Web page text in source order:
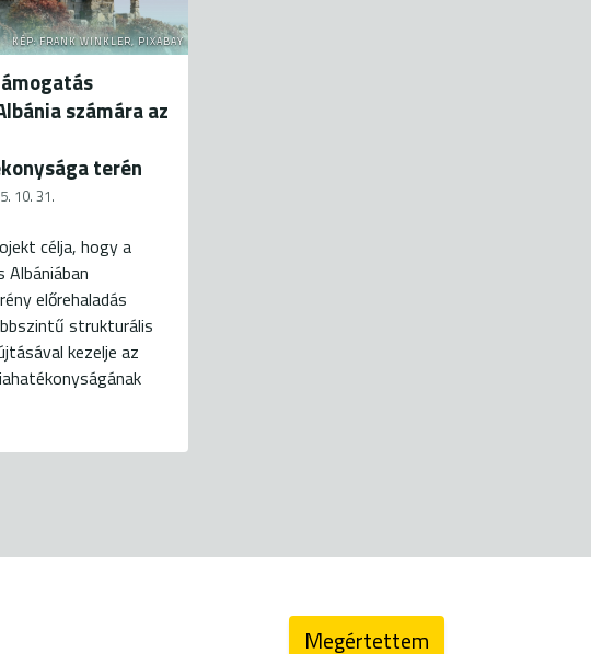
KÉP: FRANK WINKLER, PIXABAY
számára az
terén
10. 31.
célja, hogy a
Albániában
előrehaladás
strukturális
kezelje az
Megértettem